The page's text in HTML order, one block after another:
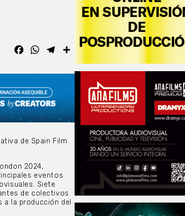
FacebookWhatsAppTelegramCompartir
de Spain Film
2024,
eventos
Siete
de colectivos
la producción del